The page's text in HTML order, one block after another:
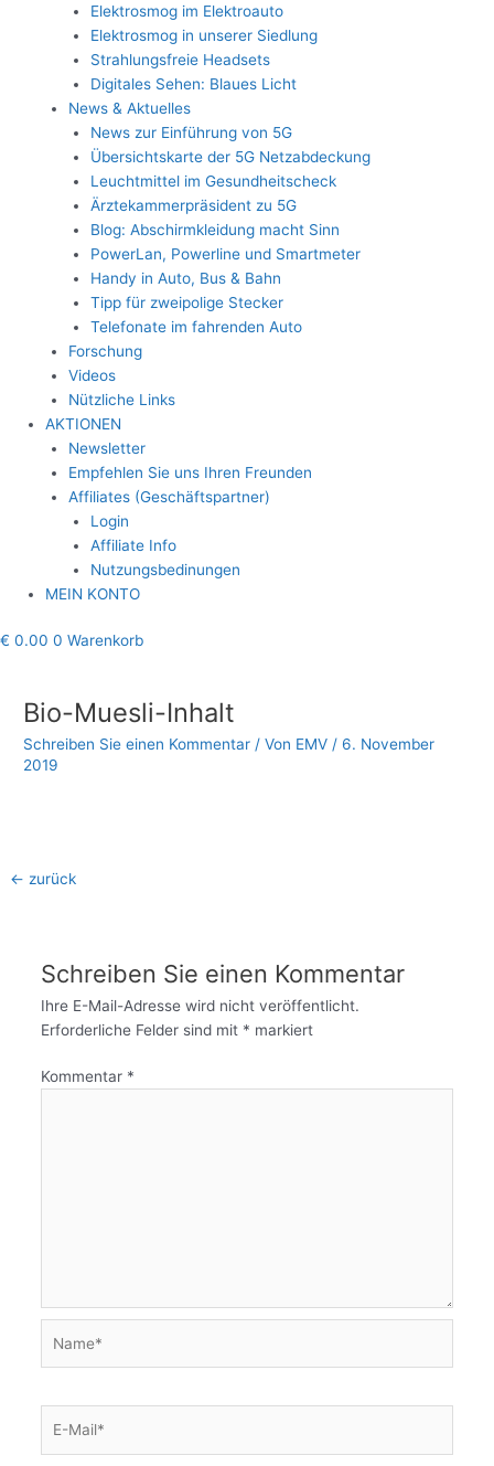
Elektrosmog im Elektroauto
Elektrosmog in unserer Siedlung
Strahlungsfreie Headsets
Digitales Sehen: Blaues Licht
News & Aktuelles
News zur Einführung von 5G
Übersichtskarte der 5G Netzabdeckung
Leuchtmittel im Gesundheitscheck
Ärztekammerpräsident zu 5G
Blog: Abschirmkleidung macht Sinn
PowerLan, Powerline und Smartmeter
Handy in Auto, Bus & Bahn
Tipp für zweipolige Stecker
Telefonate im fahrenden Auto
Forschung
Videos
Nützliche Links
AKTIONEN
Newsletter
Empfehlen Sie uns Ihren Freunden
Affiliates (Geschäftspartner)
Login
Affiliate Info
Nutzungsbedinungen
MEIN KONTO
€ 0.00 0 Warenkorb
Bio-Muesli-Inhalt
Schreiben Sie einen Kommentar / Von EMV /6. November
2019
← zurück
Schreiben Sie einen Kommentar
Ihre E-Mail-Adresse wird nicht veröffentlicht.
Erforderliche Felder sind mit * markiert
Kommentar *
Mail*